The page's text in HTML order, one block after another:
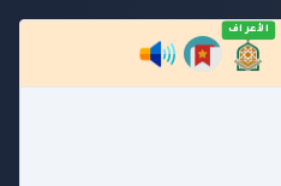
الأعراف